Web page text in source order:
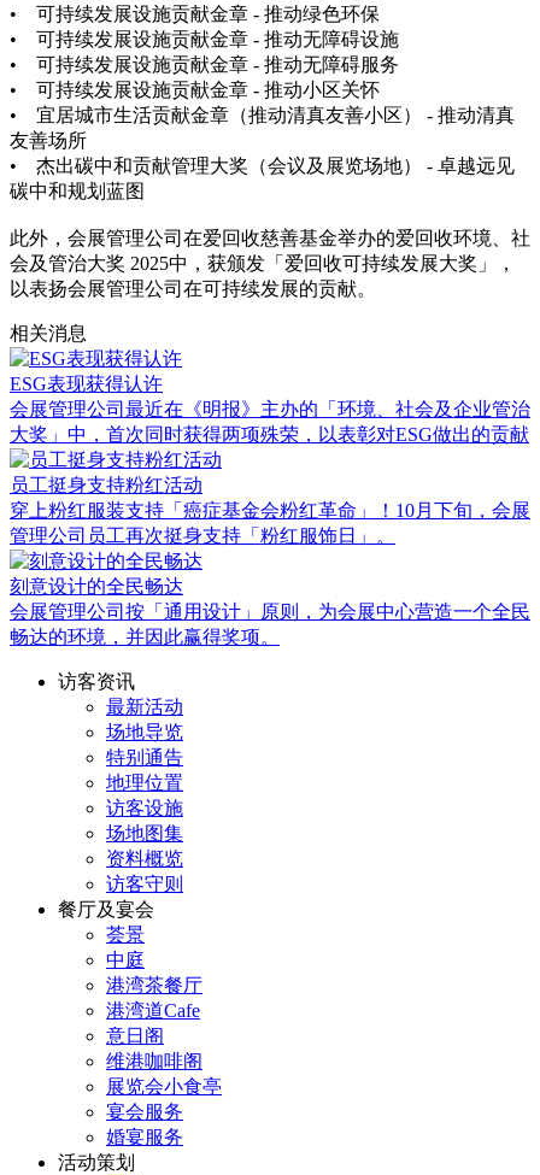
• 可持续发展设施贡献金章 - 推动绿色环保
• 可持续发展设施贡献金章 - 推动无障碍设施
• 可持续发展设施贡献金章 - 推动无障碍服务
• 可持续发展设施贡献金章 - 推动小区关怀
• 宜居城市生活贡献金章（推动清真友善小区） - 推动清真
友善场所
• 杰出碳中和贡献管理大奖（会议及展览场地） - 卓越远见
碳中和规划蓝图
此外，会展管理公司在爱回收慈善基金举办的爱回收环境、社
会及管治大奖 2025中，获颁发「爱回收可持续发展大奖」，
以表扬会展管理公司在可持续发展的贡献。
相关消息
ESG表现获得认许
会展管理公司最近在《明报》主办的「环境、社会及企业管治
大奖」中，首次同时获得两项殊荣，以表彰对ESG做出的贡献
员工挺身支持粉红活动
穿上粉红服装支持「癌症基金会粉红革命」！10月下旬，会展
管理公司员工再次挺身支持「粉红服饰日」。
刻意设计的全民畅达
会展管理公司按「通用设计」原则，为会展中心营造一个全民
畅达的环境，并因此赢得奖项。
访客资讯
最新活动
场地导览
特别通告
地理位置
访客设施
场地图集
资料概览
访客守则
餐厅及宴会
荟景
中庭
港湾茶餐厅
港湾道Cafe
意日阁
维港咖啡阁
展览会小食亭
宴会服务
婚宴服务
活动策划